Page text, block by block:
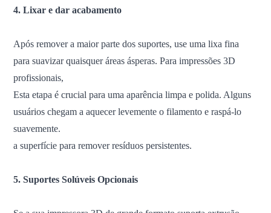
4. Lixar e dar acabamento
Após remover a maior parte dos suportes, use uma lixa fina
para suavizar quaisquer áreas ásperas. Para impressões 3D
profissionais,
Esta etapa é crucial para uma aparência limpa e polida. Alguns
usuários chegam a aquecer levemente o filamento e raspá-lo
suavemente.
a superfície para remover resíduos persistentes.
5. Suportes Solúveis Opcionais